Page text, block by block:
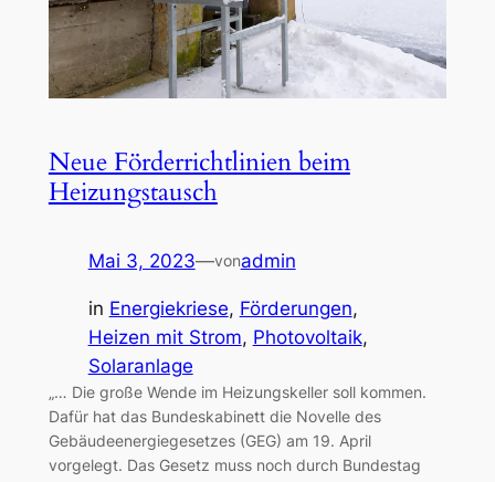
Neue Förderrichtlinien beim
Heizungstausch
Mai 3, 2023—vonadmin
in Energiekriese, Förderungen
Heizen mit Strom, Photovoltaik
Solaranlage
„… Die große Wende im Heizungskeller soll kommen.
Dafür hat das Bundeskabinett die Novelle des
Gebäudeenergiegesetzes (GEG) am 19. April
vorgelegt. Das Gesetz muss noch durch Bundestag